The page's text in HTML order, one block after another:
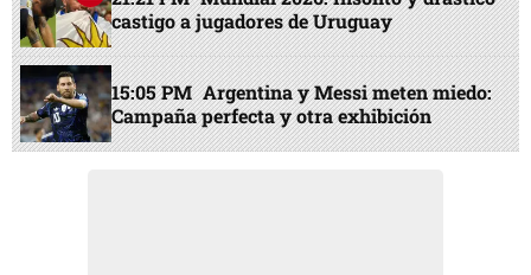
castigo a jugadores de Uruguay
15:05 PM Argentina y Messi meten miedo:
Campaña perfecta y otra exhibición